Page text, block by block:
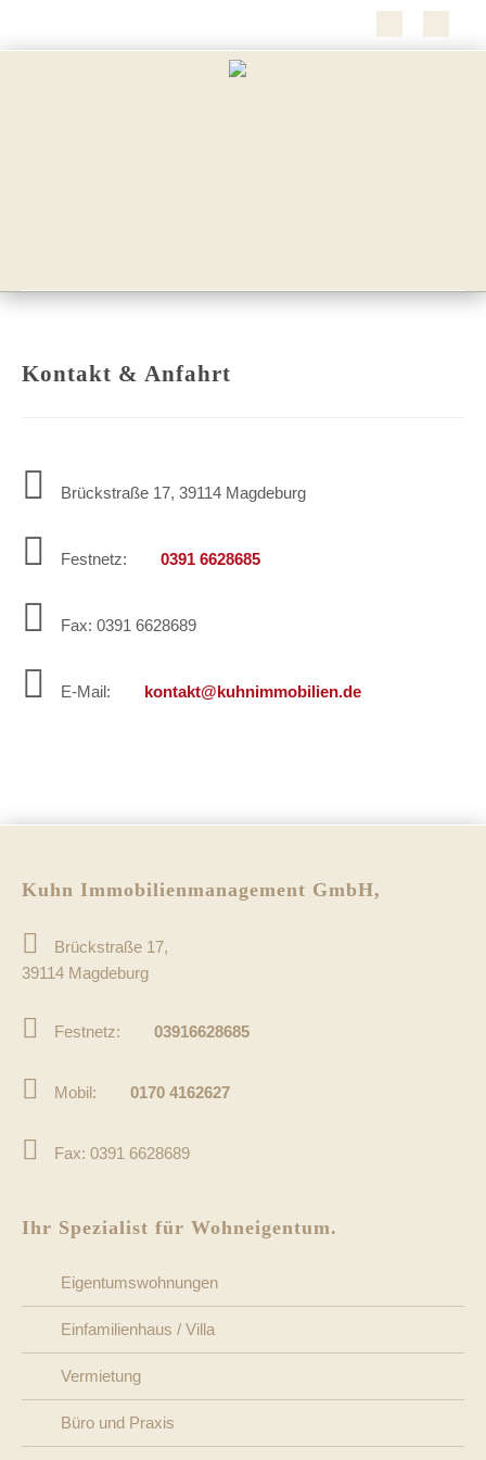
Kontakt & Anfahrt
Brückstraße 17, 39114 Magdeburg
Festnetz: 0391 6628685
Fax: 0391 6628689
E-Mail: kontakt@kuhnimmobilien.de
Kuhn Immobilienmanagement GmbH,
Brückstraße 17,
39114 Magdeburg
Festnetz: 03916628685
Mobil: 0170 4162627
Fax: 0391 6628689
Ihr Spezialist für Wohneigentum.
Eigentumswohnungen
Einfamilienhaus / Villa
Vermietung
Büro und Praxis